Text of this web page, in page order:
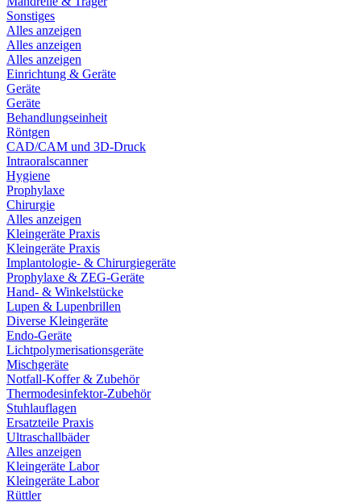
Sonstiges
Alles anzeigen
Alles anzeigen
Alles anzeigen
Einrichtung & Geräte
Geräte
Geräte
Behandlungseinheit
Röntgen
CAD/CAM und 3D-Druck
Intraoralscanner
Hygiene
Prophylaxe
Chirurgie
Alles anzeigen
Kleingeräte Praxis
Kleingeräte Praxis
Implantologie- & Chirurgiegeräte
Prophylaxe & ZEG-Geräte
Hand- & Winkelstücke
Lupen & Lupenbrillen
Diverse Kleingeräte
Endo-Geräte
Lichtpolymerisationsgeräte
Mischgeräte
Notfall-Koffer & Zubehör
Thermodesinfektor-Zubehör
Stuhlauflagen
Ersatzteile Praxis
Ultraschallbäder
Alles anzeigen
Kleingeräte Labor
Kleingeräte Labor
Rüttler